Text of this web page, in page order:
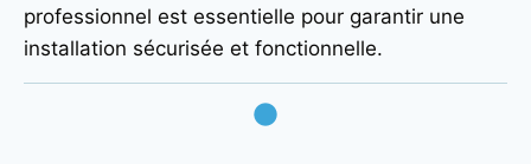
professionnel est essentielle pour garantir une
installation sécurisée et fonctionnelle.